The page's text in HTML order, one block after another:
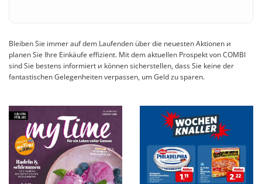
Bleiben Sie immer auf dem Laufenden über die neuesten Aktionen и
planen Sie Ihre Einkäufe effizient. Mit dem aktuellen Prospekt von COMBI
sind Sie bestens informiert и können sicherstellen, dass Sie keine der
fantastischen Gelegenheiten verpassen, um Geld zu sparen.